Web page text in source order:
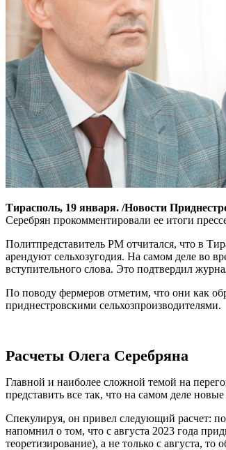
Тирасполь, 19 января. /Новости
Серебрян прокомментировали ее итоги
Политпредставитель РМ отчитался, что в
арендуют сельхозугодия. На самом деле во
вступительного слова. Это подтвердил
По поводу фермеров отметим, что они как
приднестровскими сельхозпроизводителями.
Расчеты Олега Серебряна
Главной и наиболее сложной темой на
представить все так, что на самом деле
Спекулируя, он привел следующий расчет:
напомнил о том, что с августа 2023 года
теоретизирование), а не только с августа,